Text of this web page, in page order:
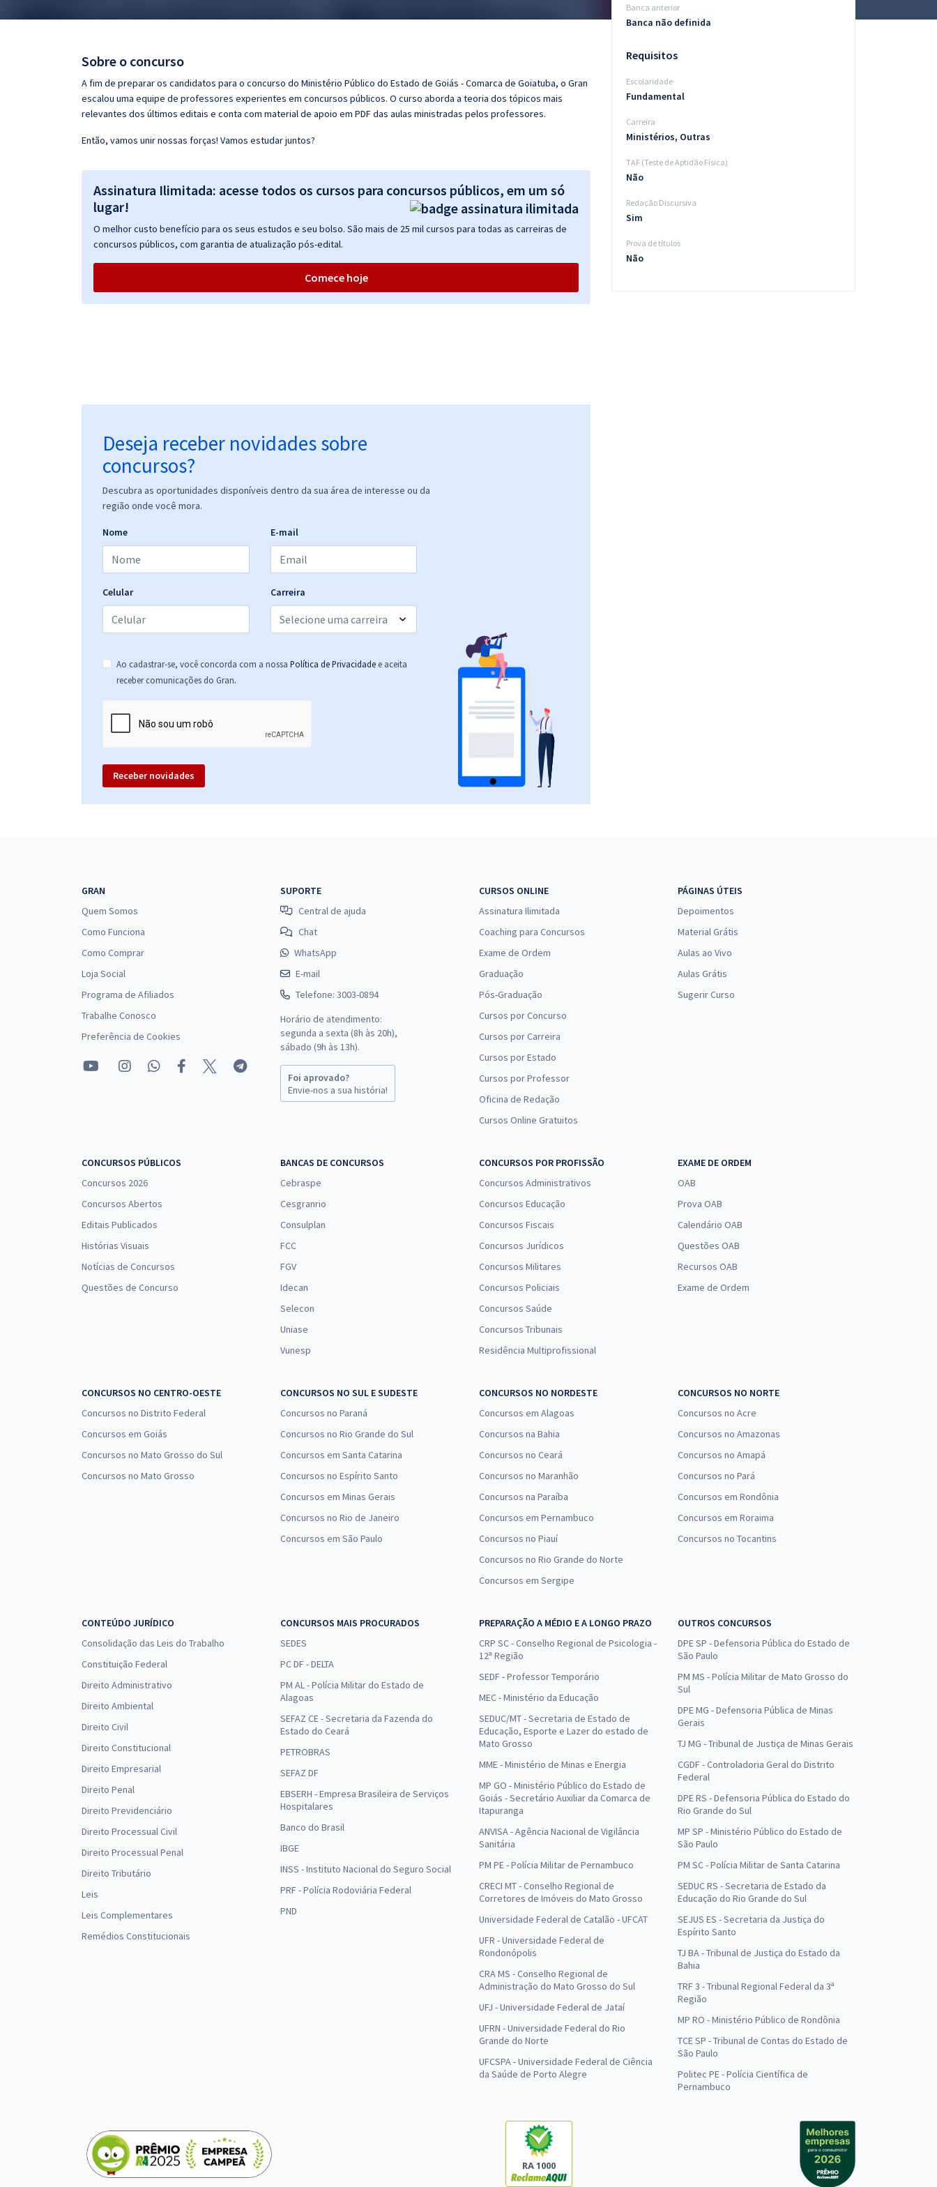
Questões grátis
Conteúdo gratuito
Sobre o concurso
A fim de preparar os candidatos para o concurso do Ministério Público do Estado de Goiás - Comarca de Goiatuba, o Gran
escalou uma equipe de professores experientes em concursos públicos. O curso aborda a teoria dos tópicos mais
relevantes dos últimos editais e conta com material de apoio em PDF das aulas ministradas pelos professores.
Então, vamos unir nossas forças! Vamos estudar juntos?
Assinatura Ilimitada: acesse todos os cursos para concursos públicos, em um só
lugar!
O melhor custo benefício para os seus estudos e seu bolso. São mais de 25 mil cursos para todas as carreiras de
concursos públicos, com garantia de atualização pós-edital.
Comece hoje
Deseja receber novidades sobre
concursos?
Descubra as oportunidades disponíveis dentro da sua área de interesse ou da
região onde você mora.
Nome E-mail
Celular Carreira
Ao cadastrar-se, você concorda com a nossa Política de Privacidade e aceita
receber comunicações do Gran.
Receber novidades
Banca anterior
Banca não definida
Requisitos
Escolaridade
Fundamental
Carreira
Ministérios, Outras
TAF (Teste de Aptidão Física)
Não
Redação Discursiva
Sim
Prova de títulos
Não
GRAN
Quem Somos
Como Funciona
Como Comprar
Loja Social
Programa de Afiliados
Trabalhe Conosco
Preferência de Cookies
SUPORTE
Central de ajuda
Chat
WhatsApp
E-mail
Telefone: 3003-0894
Horário de atendimento:
segunda a sexta (8h às 20h),
sábado (9h às 13h).
Foi aprovado?
Envie-nos a sua história!
CURSOS ONLINE
Assinatura Ilimitada
Coaching para Concursos
Exame de Ordem
Graduação
Pós-Graduação
Cursos por Concurso
Cursos por Carreira
Cursos por Estado
Cursos por Professor
Oficina de Redação
Cursos Online Gratuitos
PÁGINAS ÚTEIS
Depoimentos
Material Grátis
Aulas ao Vivo
Aulas Grátis
Sugerir Curso
CONCURSOS PÚBLICOS
Concursos 2026
Concursos Abertos
Editais Publicados
Histórias Visuais
Notícias de Concursos
Questões de Concurso
BANCAS DE CONCURSOS
Cebraspe
Cesgranrio
Consulplan
FCC
FGV
Idecan
Selecon
Uniase
Vunesp
CONCURSOS POR PROFISSÃO
Concursos Administrativos
Concursos Educação
Concursos Fiscais
Concursos Jurídicos
Concursos Militares
Concursos Policiais
Concursos Saúde
Concursos Tribunais
Residência Multiprofissional
EXAME DE ORDEM
OAB
Prova OAB
Calendário OAB
Questões OAB
Recursos OAB
Exame de Ordem
CONCURSOS NO CENTRO-OESTE
Concursos no Distrito Federal
Concursos em Goiás
Concursos no Mato Grosso do Sul
Concursos no Mato Grosso
CONCURSOS NO SUL E SUDESTE
Concursos no Paraná
Concursos no Rio Grande do Sul
Concursos em Santa Catarina
Concursos no Espírito Santo
Concursos em Minas Gerais
Concursos no Rio de Janeiro
Concursos em São Paulo
CONCURSOS NO NORDESTE
Concursos em Alagoas
Concursos na Bahia
Concursos no Ceará
Concursos no Maranhão
Concursos na Paraíba
Concursos em Pernambuco
Concursos no Piauí
Concursos no Rio Grande do Norte
Concursos em Sergipe
CONCURSOS NO NORTE
Concursos no Acre
Concursos no Amazonas
Concursos no Amapá
Concursos no Pará
Concursos em Rondônia
Concursos em Roraima
Concursos no Tocantins
CONTEÚDO JURÍDICO
Consolidação das Leis do Trabalho
Constituição Federal
Direito Administrativo
Direito Ambiental
Direito Civil
Direito Constitucional
Direito Empresarial
Direito Penal
Direito Previdenciário
Direito Processual Civil
Direito Processual Penal
Direito Tributário
Leis
Leis Complementares
Remédios Constitucionais
CONCURSOS MAIS PROCURADOS
SEDES
PC DF - DELTA
PM AL - Polícia Militar do Estado de
Alagoas
SEFAZ CE - Secretaria da Fazenda do
Estado do Ceará
PETROBRAS
SEFAZ DF
EBSERH - Empresa Brasileira de Serviços
Hospitalares
Banco do Brasil
IBGE
INSS - Instituto Nacional do Seguro Social
PRF - Polícia Rodoviária Federal
PND
PREPARAÇÃO A MÉDIO E A LONGO PRAZO
CRP SC - Conselho Regional de Psicologia -
12ª Região
SEDF - Professor Temporário
MEC - Ministério da Educação
SEDUC/MT - Secretaria de Estado de
Educação, Esporte e Lazer do estado de
Mato Grosso
MME - Ministério de Minas e Energia
MP GO - Ministério Público do Estado de
Goiás - Secretário Auxiliar da Comarca de
Itapuranga
ANVISA - Agência Nacional de Vigilância
Sanitária
PM PE - Polícia Militar de Pernambuco
CRECI MT - Conselho Regional de
Corretores de Imóveis do Mato Grosso
Universidade Federal de Catalão - UFCAT
UFR - Universidade Federal de
Rondonópolis
CRA MS - Conselho Regional de
Administração do Mato Grosso do Sul
UFJ - Universidade Federal de Jataí
UFRN - Universidade Federal do Rio
Grande do Norte
UFCSPA - Universidade Federal de Ciência
da Saúde de Porto Alegre
OUTROS CONCURSOS
DPE SP - Defensoria Pública do Estado de
São Paulo
PM MS - Polícia Militar de Mato Grosso do
Sul
DPE MG - Defensoria Pública de Minas
Gerais
TJ MG - Tribunal de Justiça de Minas Gerais
CGDF - Controladoria Geral do Distrito
Federal
DPE RS - Defensoria Pública do Estado do
Rio Grande do Sul
MP SP - Ministério Público do Estado de
São Paulo
PM SC - Polícia Militar de Santa Catarina
SEDUC RS - Secretaria de Estado da
Educação do Rio Grande do Sul
SEJUS ES - Secretaria da Justiça do
Espírito Santo
TJ BA - Tribunal de Justiça do Estado da
Bahia
TRF 3 - Tribunal Regional Federal da 3ª
Região
MP RO - Ministério Público de Rondônia
TCE SP - Tribunal de Contas do Estado de
São Paulo
Politec PE - Polícia Científica de
Pernambuco
RA 1000